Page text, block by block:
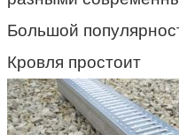
Большой
Кровля простоит